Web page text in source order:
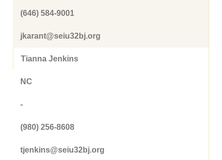
(646) 584-9001
jkarant@seiu32bj.org
Tianna Jenkins
NC
-
(980) 256-8608
tjenkins@seiu32bj.org